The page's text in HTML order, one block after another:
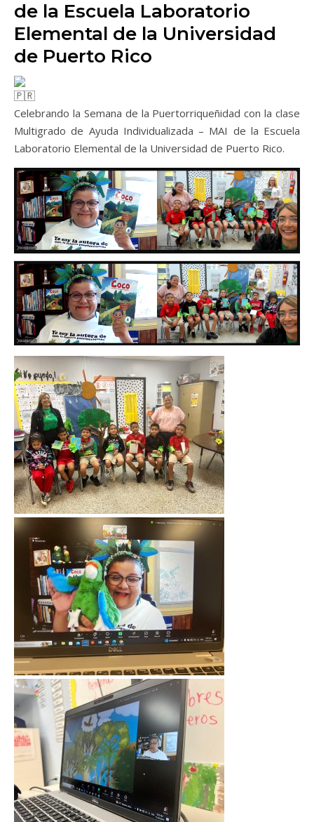
de la Escuela Laboratorio
Elemental de la Universidad
de Puerto Rico
Celebrando la Semana de la Puertorriqueñidad con la clase
Multigrado de Ayuda Individualizada – MAI de la Escuela
Laboratorio Elemental de la Universidad de Puerto Rico.